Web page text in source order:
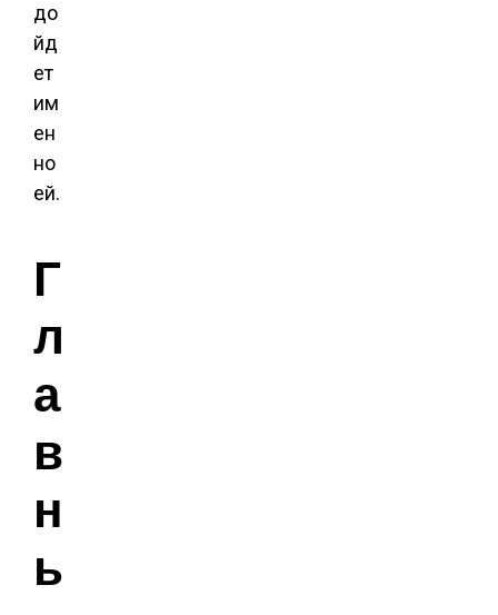
до
йд
ет
им
ен
но
ей.
Г
л
а
в
н
ы